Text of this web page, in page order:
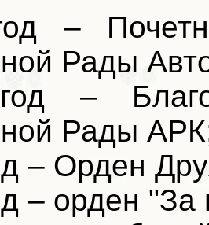
–
Рады
–
Рады
– Орден
– орден "За